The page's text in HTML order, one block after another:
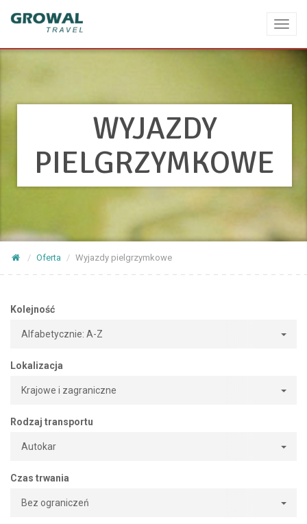
Toggle
WYJAZDY
PIELGRZYMKOWE
Oferta Wyjazdy pielgrzymkowe
Kolejność
Alfabetycznie: A-Z
Lokalizacja
Krajowe i zagraniczne
Rodzaj transportu
Autokar
Czas trwania
Bez ograniczeń